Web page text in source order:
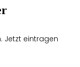
Jetzt eintragen